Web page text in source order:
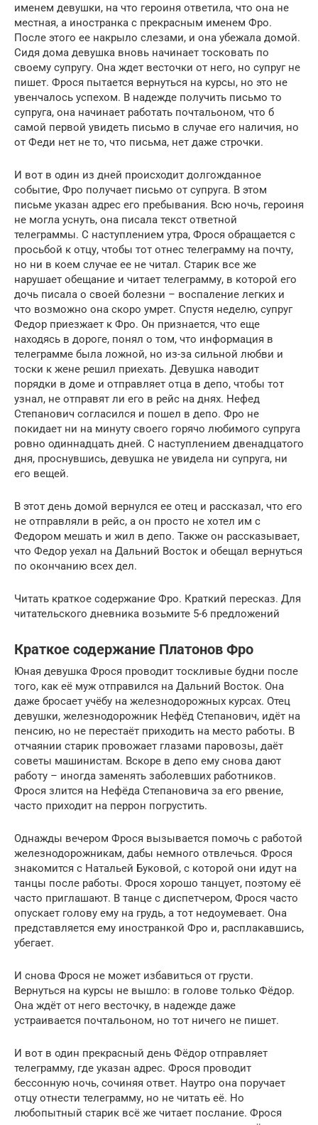
именем девушки, на что героиня ответила, что она не
местная, а иностранка с прекрасным именем Фро.
После этого ее накрыло слезами, и она убежала домой.
Сидя дома девушка вновь начинает тосковать по
своему супругу. Она ждет весточки от него, но супруг не
пишет. Фрося пытается вернуться на курсы, но это не
увенчалось успехом. В надежде получить письмо то
супруга, она начинает работать почтальоном, что б
самой первой увидеть письмо в случае его наличия, но
от Феди нет не то, что письма, нет даже строчки.
И вот в один из дней происходит долгожданное
событие, Фро получает письмо от супруга. В этом
письме указан адрес его пребывания. Всю ночь, героиня
не могла уснуть, она писала текст ответной
телеграммы. С наступлением утра, Фрося обращается с
просьбой к отцу, чтобы тот отнес телеграмму на почту,
но ни в коем случае ее не читал. Старик все же
нарушает обещание и читает телеграмму, в которой его
дочь писала о своей болезни – воспаление легких и
что возможно она скоро умрет. Спустя неделю, супруг
Федор приезжает к Фро. Он признается, что еще
находясь в дороге, понял о том, что информация в
телеграмме была ложной, но из-за сильной любви и
тоски к жене решил приехать. Девушка наводит
порядки в доме и отправляет отца в депо, чтобы тот
узнал, не отправят ли его в рейс на днях. Нефед
Степанович согласился и пошел в депо. Фро не
покидает ни на минуту своего горячо любимого супруга
ровно одиннадцать дней. С наступлением двенадцатого
дня, проснувшись, девушка не увидела ни супруга, ни
его вещей.
В этот день домой вернулся ее отец и рассказал, что его
не отправляли в рейс, а он просто не хотел им с
Федором мешать и жил в депо. Также он рассказывает,
что Федор уехал на Дальний Восток и обещал вернуться
по окончанию всех дел.
Читать краткое содержание Фро. Краткий пересказ. Для
читательского дневника возьмите 5-6 предложений
Краткое содержание Платонов Фро
Юная девушка Фрося проводит тоскливые будни после
того, как её муж отправился на Дальний Восток. Она
даже бросает учёбу на железнодорожных курсах. Отец
девушки, железнодорожник Нефёд Степанович, идёт на
пенсию, но не перестаёт приходить на место работы. В
отчаянии старик провожает глазами паровозы, даёт
советы машинистам. Вскоре в депо ему снова дают
работу – иногда заменять заболевших работников.
Фрося злится на Нефёда Степановича за его рвение,
часто приходит на перрон погрустить.
Однажды вечером Фрося вызывается помочь с работой
железнодорожникам, дабы немного отвлечься. Фрося
знакомится с Натальей Буковой, с которой они идут на
танцы после работы. Фрося хорошо танцует, поэтому её
часто приглашают. В танце с диспетчером, Фрося часто
опускает голову ему на грудь, а тот недоумевает. Она
представляется ему иностранкой Фро и, расплакавшись,
убегает.
И снова Фрося не может избавиться от грусти.
Вернуться на курсы не вышло: в голове только Фёдор.
Она ждёт от него весточку, в надежде даже
устраивается почтальоном, но тот ничего не пишет.
И вот в один прекрасный день Фёдор отправляет
телеграмму, где указан адрес. Фрося проводит
бессонную ночь, сочиняя ответ. Наутро она поручает
отцу отнести телеграмму, но не читать её. Но
любопытный старик всё же читает послание. Фрося